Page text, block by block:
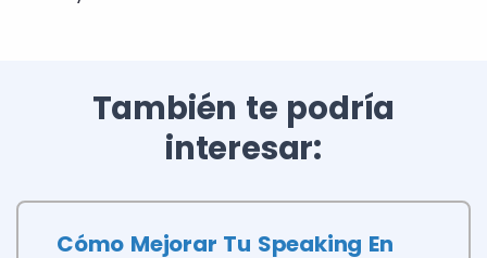
También te podría
interesar:
Cómo Mejorar Tu Speaking En